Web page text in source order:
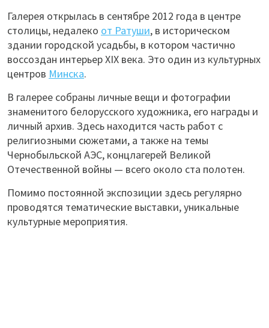
Галерея открылась в сентябре 2012 года в центре
столицы, недалеко от Ратуши, в историческом
здании городской усадьбы, в котором частично
воссоздан интерьер XIX века. Это один из культурных
центров Минска.
В галерее собраны личные вещи и фотографии
знаменитого белорусского художника, его награды и
личный архив. Здесь находится часть работ с
религиозными сюжетами, а также на темы
Чернобыльской АЭС, концлагерей Великой
Отечественной войны — всего около ста полотен.
Помимо постоянной экспозиции здесь регулярно
проводятся тематические выставки, уникальные
культурные мероприятия.